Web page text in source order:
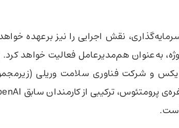
نقش اجرایی را نیز برعهده
به‌عنوان هم‌مدیرعامل فعالیت خواهد
و شرکت فناوری سلامت وریلی